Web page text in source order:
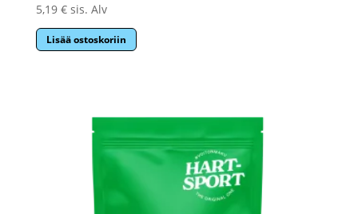
5,19 € sis. Alv
Lisää ostoskoriin